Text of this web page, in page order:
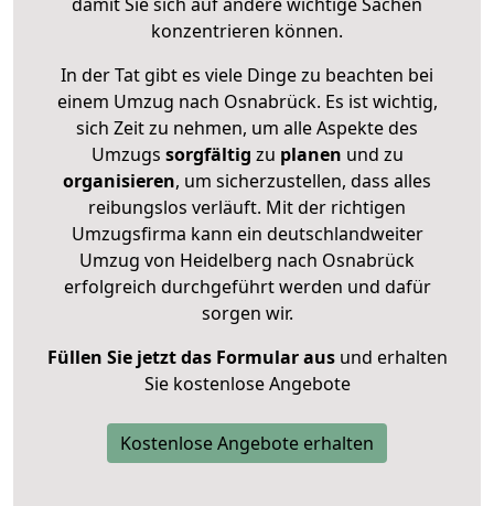
konzentrieren können.
In der Tat gibt es viele Dinge zu beachten bei
einem Umzug nach Osnabrück. Es ist wichtig,
sich Zeit zu nehmen, um alle Aspekte des
Umzugs sorgfältig zu planen und zu
organisieren, um sicherzustellen, dass alles
reibungslos verläuft. Mit der richtigen
Umzugsfirma kann ein deutschlandweiter
Umzug von Heidelberg nach Osnabrück
erfolgreich durchgeführt werden und dafür
sorgen wir.
Füllen Sie jetzt das Formular ausund erhalten
Sie kostenlose Angebote
Kostenlose Angebote erhalten